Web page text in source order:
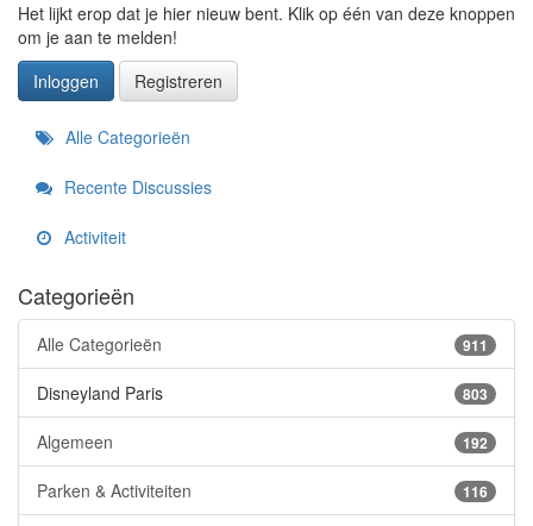
Het lijkt erop dat je hier nieuw bent. Klik op één van deze knoppen
om je aan te melden!
Inloggen
Registreren
Snelkoppelingen
Alle Categorieën
Recente Discussies
Activiteit
Categorieën
911
Alle Categorieën
803
Disneyland Paris
192
Algemeen
116
Parken & Activiteiten